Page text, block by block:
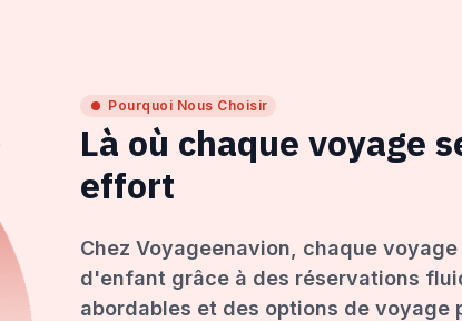
Pourquoi Nous Choisir
Là où chaque voyage
effort
Chez Voyageenavion, chaque
d'enfant grâce à des réservations
abordables et des options de voyage